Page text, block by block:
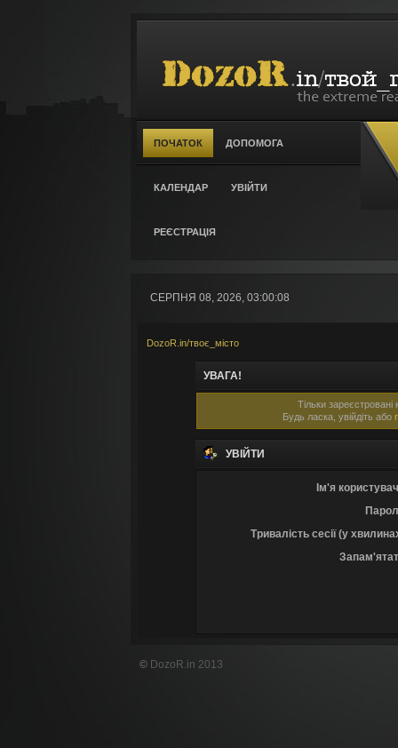
ПОЧАТОК ДОПОМОГА
КАЛЕНДАР УВІЙТИ
РЕЄСТРАЦІЯ
СЕРПНЯ 08, 2026, 03:00:08
DozoR.in/твоє_місто
УВАГА!
Тільки
Будь ласка, увійдіть або
УВІЙТИ
Ім'я
Тривалість сесії (у
© DozoR.in 2013